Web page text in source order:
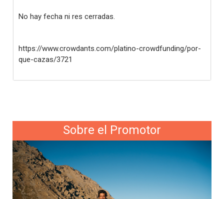
No hay fecha ni res cerradas.
https://www.crowdants.com/platino-crowdfunding/por-
que-cazas/3721
Sobre el Promotor